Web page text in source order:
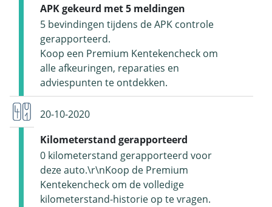
APK gekeurd met 5 meldingen
5 bevindingen tijdens de APK controle
gerapporteerd.
Koop een Premium Kentekencheck om
alle afkeuringen, reparaties en
adviespunten te ontdekken.
20-10-2020
Kilometerstand gerapporteerd
0 kilometerstand gerapporteerd voor
deze auto.\r\nKoop de Premium
Kentekencheck om de volledige
kilometerstand-historie op te vragen.